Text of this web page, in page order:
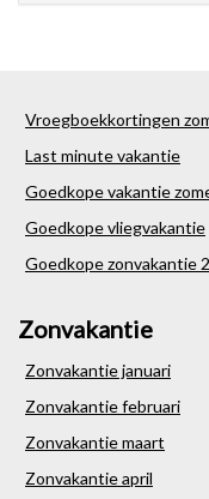
Vroegboekkortingen
Last minute vakantie
Goedkope vakantie
Goedkope vliegvakantie
Goedkope zonvakantie
Zonvakantie
Zonvakantie januari
Zonvakantie februari
Zonvakantie maart
Zonvakantie april